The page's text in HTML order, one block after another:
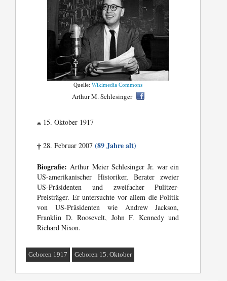
Quelle:Wikimedia Commons
Arthur M. Schlesinger
* 15. Oktober 1917
† 28. Februar 2007(89 Jahre alt)
Biografie: Arthur Meier Schlesinger Jr. war ein
US-amerikanischer Historiker, Berater zweier
US-Präsidenten und zweifacher Pulitzer-
Preisträger. Er untersuchte vor allem die Politik
von US-Präsidenten wie Andrew Jackson,
Franklin D. Roosevelt, John F. Kennedy und
Richard Nixon.
Geboren 1917 Geboren 15. Oktober